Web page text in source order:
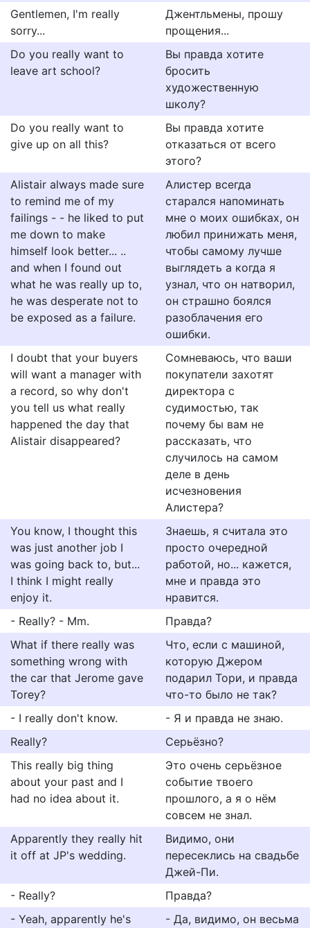
Gentlemen, I'm really
sorry...
Джентльмены, прошу
прощения...
Do you really want to
leave art school?
Вы правда хотите
бросить
художественную
школу?
Do you really want to
give up on all this?
Вы правда хотите
отказаться от всего
этого?
Alistair always made sure
to remind me of my
failings - - he liked to put
me down to make
himself look better... ..
and when I found out
what he was really up to,
he was desperate not to
be exposed as a failure.
Алистер всегда
старался напоминать
мне о моих ошибках, он
любил принижать меня,
чтобы самому лучше
выглядеть а когда я
узнал, что он натворил,
он страшно боялся
разоблачения его
ошибки.
I doubt that your buyers
will want a manager with
a record, so why don't
you tell us what really
happened the day that
Alistair disappeared?
Сомневаюсь, что ваши
покупатели захотят
директора с
судимостью, так
почему бы вам не
рассказать, что
случилось на самом
деле в день
исчезновения
Алистера?
You know, I thought this
was just another job I
was going back to, but...
I think I might really
enjoy it.
Знаешь, я считала это
просто очередной
работой, но... кажется,
мне и правда это
нравится.
- Really? - Mm.
Правда?
What if there really was
something wrong with
the car that Jerome gave
Torey?
Что, если с машиной,
которую Джером
подарил Тори, и правда
что-то было не так?
- I really don't know.
- Я и правда не знаю.
Really?
Серьёзно?
This really big thing
about your past and I
had no idea about it.
Это очень серьёзное
событие твоего
прошлого, а я о нём
совсем не знал.
Apparently they really hit
it off at JP's wedding.
Видимо, они
пересеклись на свадьбе
Джей-Пи.
- Really?
Правда?
- Yeah, apparently he's
- Да, видимо, он весьма